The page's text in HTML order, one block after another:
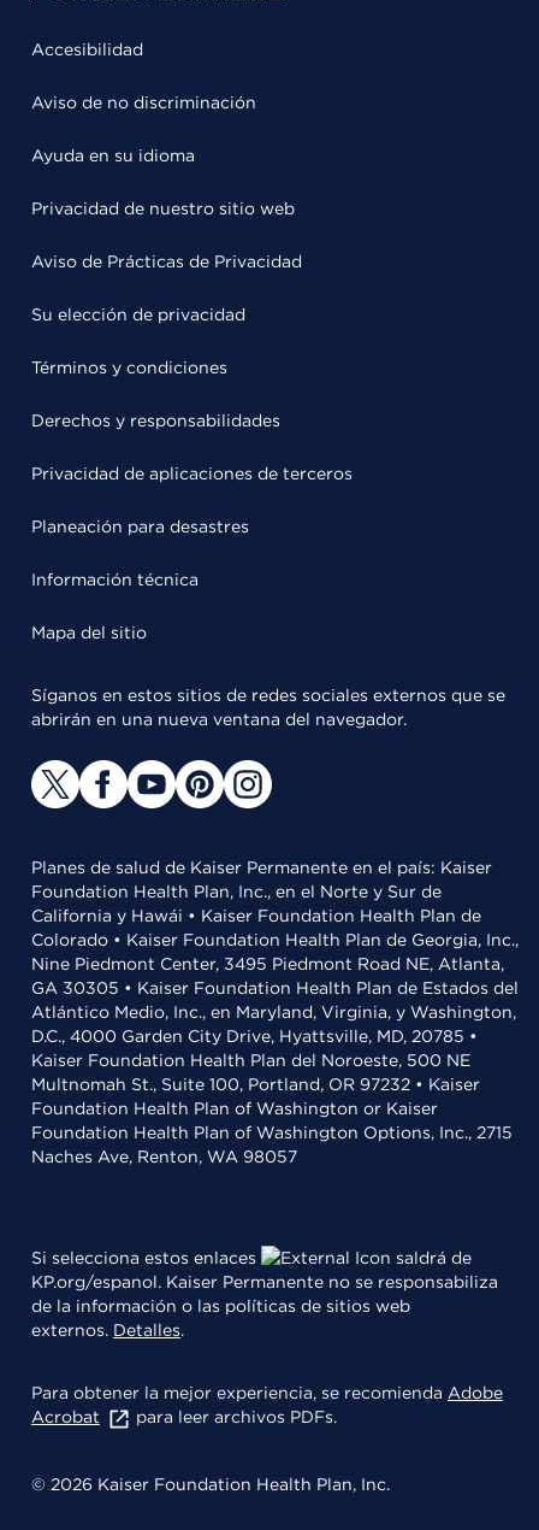
Accesibilidad
Aviso de no discriminación
Ayuda en su idioma
Privacidad de nuestro sitio web
Aviso de Prácticas de Privacidad
Su elección de privacidad
Términos y condiciones
Derechos y responsabilidades
Privacidad de aplicaciones de terceros
Planeación para desastres
Información técnica
Mapa del sitio
Síganos en estos sitios de redes sociales externos que se
abrirán en una nueva ventana del navegador.
Planes de salud de Kaiser Permanente en el país: Kaiser
Foundation Health Plan, Inc., en el Norte y Sur de
California y Hawái • Kaiser Foundation Health Plan de
Colorado • Kaiser Foundation Health Plan de Georgia, Inc.,
Nine Piedmont Center, 3495 Piedmont Road NE, Atlanta,
GA 30305 • Kaiser Foundation Health Plan de Estados del
Atlántico Medio, Inc., en Maryland, Virginia, y Washington,
D.C., 4000 Garden City Drive, Hyattsville, MD, 20785 •
Kaiser Foundation Health Plan del Noroeste, 500 NE
Multnomah St., Suite 100, Portland, OR 97232 • Kaiser
Foundation Health Plan of Washington or Kaiser
Foundation Health Plan of Washington Options, Inc., 2715
Naches Ave, Renton, WA 98057
Si selecciona estos enlaces
saldrá de
KP.org/espanol. Kaiser Permanente no se responsabiliza
de la información o las políticas de sitios web
externos. Detalles.
Para obtener la mejor experiencia, se recomienda Adobe
Acrobat
para leer archivos PDFs.
© 2026 Kaiser Foundation Health Plan, Inc.